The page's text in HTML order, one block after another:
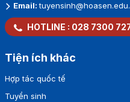
Email:
HOTLINE : 028 7300
Tiện ích khác
Hợp tác quốc tế
Tuyển sinh